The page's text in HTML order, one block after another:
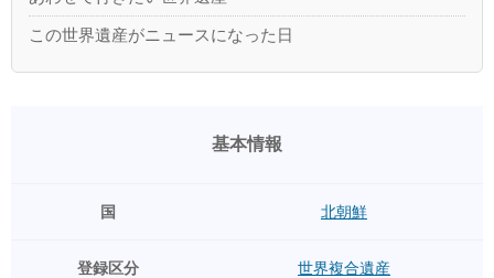
この世界遺産がニュースになった日
基本情報
国 北朝鮮
登録区分 世界複合遺産